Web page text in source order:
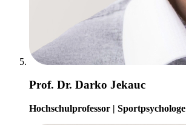
Prof. Dr. Darko Jekauc
Hochschulprofessor | Sportpsychologe